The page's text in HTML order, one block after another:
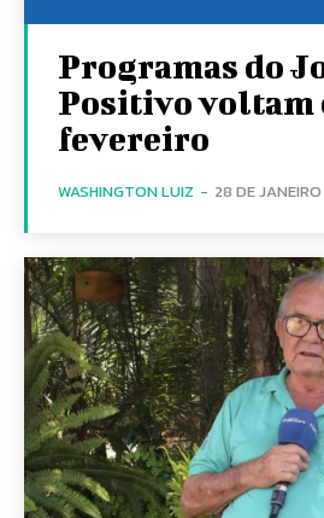
Programas do
Positivo voltam
fevereiro
WASHINGTON LUIZ - 28 DE